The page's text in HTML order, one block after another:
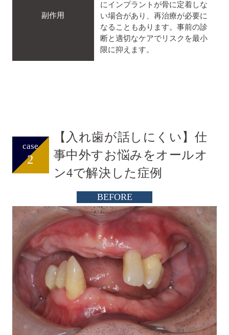
副作用
にインプラントが骨に定着しな
い場合があり、再治療が必要に
なることもあります。事前の診
断と適切なケアでリスクを最小
限に抑えます。
case
2
【入れ歯が話しにくい】仕
事中外すお悩みをオールオ
ン4で解決した症例
BEFORE